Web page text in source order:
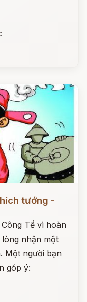
tướng -
Tể vì hoàn
nhận một
Một người bạn
góp ý: